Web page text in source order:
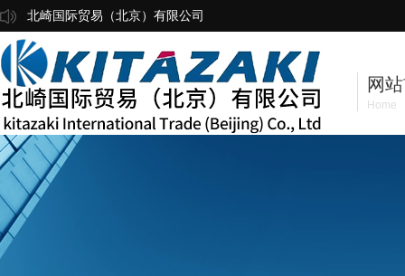
北崎国际贸易（北京）有限公司
网
Home